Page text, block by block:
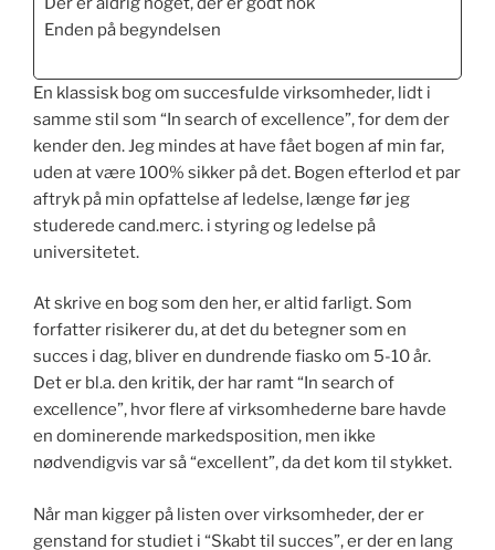
Enden på begyndelsen
En klassisk bog om succesfulde virksomheder, lidt i
samme stil som “In search of excellence”, for dem der
kender den. Jeg mindes at have fået bogen af min far,
uden at være 100% sikker på det. Bogen efterlod et par
aftryk på min opfattelse af ledelse, længe før jeg
studerede cand.merc. i styring og ledelse på
universitetet.
At skrive en bog som den her, er altid farligt. Som
forfatter risikerer du, at det du betegner som en
succes i dag, bliver en dundrende fiasko om 5-10 år.
Det er bl.a. den kritik, der har ramt “In search of
excellence”, hvor flere af virksomhederne bare havde
en dominerende markedsposition, men ikke
nødvendigvis var så “excellent”, da det kom til stykket.
Når man kigger på listen over virksomheder, der er
genstand for studiet i “Skabt til succes”, er der en lang